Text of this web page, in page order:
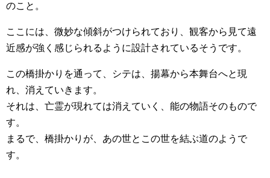
のこと。
ここには、微妙な傾斜がつけられており、観客から見て遠
近感が強く感じられるように設計されているそうです。
この橋掛かりを通って、シテは、揚幕から本舞台へと現
れ、消えていきます。
それは、亡霊が現れては消えていく、能の物語そのもので
す。
まるで、橋掛かりが、あの世とこの世を結ぶ道のようで
す。